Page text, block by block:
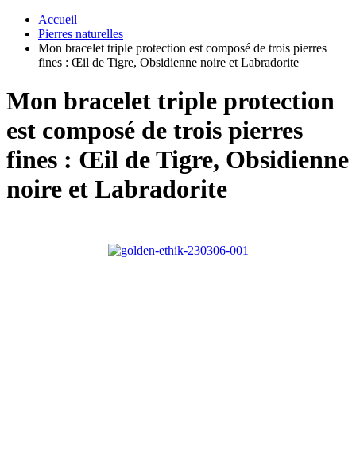
Accueil
Pierres naturelles
Mon bracelet triple protection est composé de trois pierres
fines : Œil de Tigre, Obsidienne noire et Labradorite
Mon bracelet triple protection
est composé de trois pierres
fines : Œil de Tigre, Obsidienne
noire et Labradorite